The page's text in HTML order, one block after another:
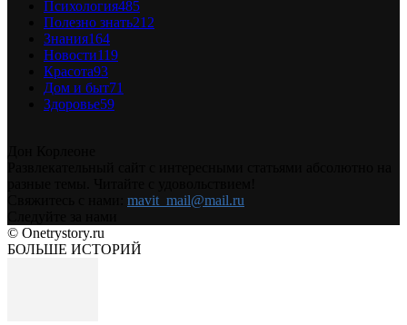
Психология485
Полезно знать212
Знания164
Новости119
Красота93
Дом и быт71
Здоровье59
mavit_mail@mail.ru
© Onetrystory.ru
БОЛЬШЕ ИСТОРИЙ